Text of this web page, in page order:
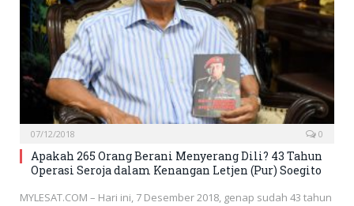
07/12/2018 0
Apakah 265 Orang Berani Menyerang Dili? 43 Tahun
Operasi Seroja dalam Kenangan Letjen (Pur) Soegito
MYLESAT.COM – Hari ini, 7 Desember 2018, genap sudah 43 tahun